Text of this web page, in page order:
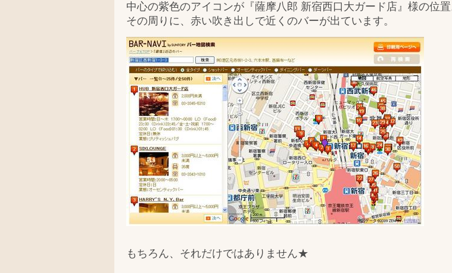
中心の紫色のアイコンが『薩摩八郎 新宿西口大ガード店』様の位置
その周りに、赤い吹き出しで近くのバーが出ています。
もちろん、それだけではありません★